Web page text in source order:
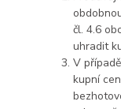
čl. 4.6
uhradit
V
kupní